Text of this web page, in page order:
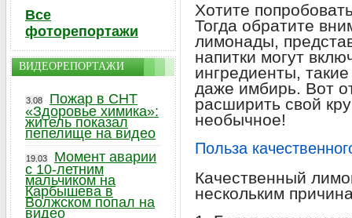
Хотите
Тогда обратите
лимонады,
напитки могут
ингредиенты,
даже имбирь. Вот
расширить свой
необычное!
Польза
Качественный
нескольким
Все
фоторепортажи
ВИДЕОРЕПОРТАЖИ
3.08
Пожар в СНТ
«Здоровье химика»:
житель показал
пепелище на видео
19.03
Момент аварии
с 10-летним
мальчиком на
Карбышева в
Волжском попал на
видео